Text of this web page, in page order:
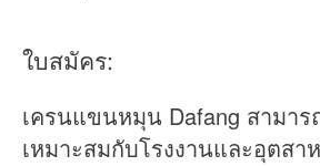
ใบสมัคร:
เครนแขนหมุน Dafang สามาร
เหมาะสมกับโรงงานและอุตสา